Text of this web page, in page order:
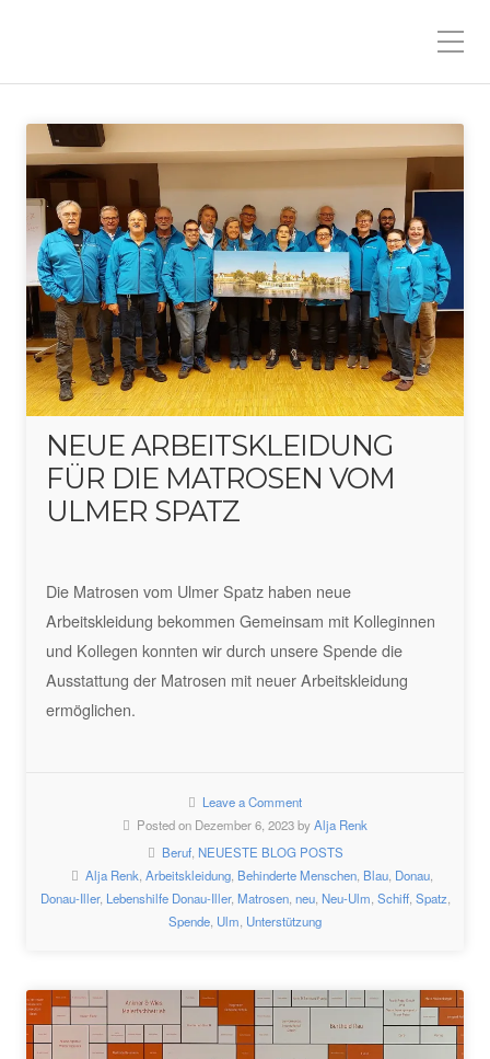
NEUE ARBEITSKLEIDUNG
FÜR DIE MATROSEN VOM
ULMER SPATZ
Die Matrosen vom Ulmer Spatz haben neue
Arbeitskleidung bekommen Gemeinsam mit Kolleginnen
und Kollegen konnten wir durch unsere Spende die
Ausstattung der Matrosen mit neuer Arbeitskleidung
ermöglichen.
Leave a Comment
Posted on Dezember 6, 2023 byAlja Renk
Beruf, NEUESTE BLOG POSTS
Alja Renk Arbeitskleidung, Behinderte Menschen, Blau, Donau,
Donau-Iller, Lebenshilfe Donau-Iller, Matrosen, neu, Neu-Ulm Schiff, Spatz
Spende Ulm Unterstützung